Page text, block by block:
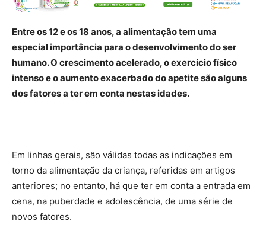
Entre os 12 e os 18 anos, a alimentação tem uma
especial importância para o desenvolvimento do ser
humano. O crescimento acelerado, o exercício físico
intenso e o aumento exacerbado do apetite são alguns
dos fatores a ter em conta nestas idades.
Em linhas gerais, são válidas todas as indicações em
torno da alimentação da criança, referidas em artigos
anteriores; no entanto, há que ter em conta a entrada em
cena, na puberdade e adolescência, de uma série de
novos fatores.